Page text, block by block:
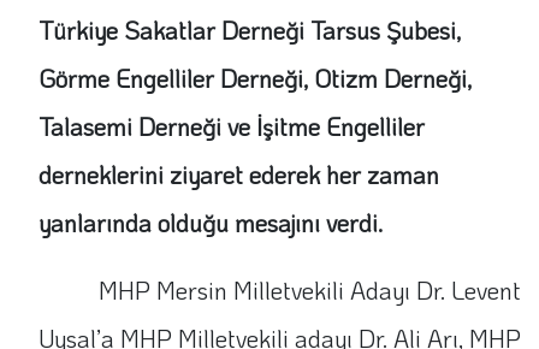
Türkiye Sakatlar Derneği Tarsus Şubesi,
Görme Engelliler Derneği, Otizm Derneği,
Talasemi Derneği ve İşitme Engelliler
derneklerini ziyaret ederek her zaman
yanlarında olduğu mesajını verdi.
MHP Mersin Milletvekili Adayı Dr. Levent
Uysal’a MHP Milletvekili adayı Dr. Ali Arı, MHP